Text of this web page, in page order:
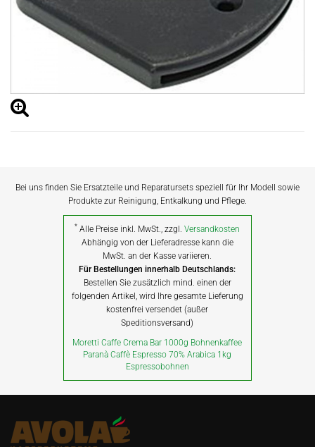
Bei uns finden Sie Ersatzteile und Reparatursets speziell für Ihr Modell sowie
Produkte zur Reinigung, Entkalkung und Pflege.
* Alle Preise inkl. MwSt., zzgl.Versandkosten
Abhängig von der Lieferadresse kann die
MwSt. an der Kasse variieren.
Für Bestellungen innerhalb Deutschlands:
Bestellen Sie zusätzlich mind. einen der
folgenden Artikel, wird Ihre gesamte Lieferung
kostenfrei versendet (außer
Speditionsversand)
Moretti Caffe Crema Bar 1000g Bohnenkaffee
Paranà Caffè Espresso 70% Arabica 1kg
Espressobohnen